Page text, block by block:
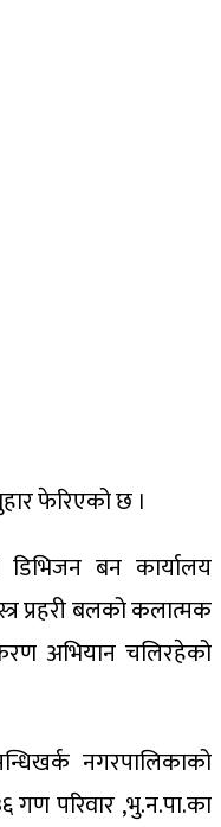
फेरिएको छ ।
बन कार्यालय
प्रहरी बलको कलात्मक
अभियान चलिरहेको
नगरपालिकाको
गण परिवार ,भु.न.पा.का